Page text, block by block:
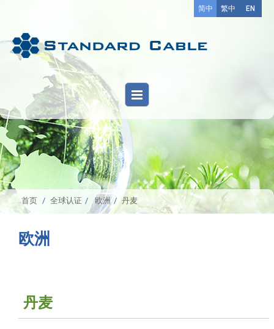
EN
繁中
简中
首页 全球认证 欧洲 丹麦
欧洲
丹麦